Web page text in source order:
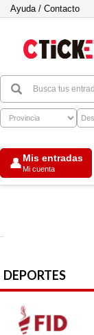
Ayuda / Contacto
👤Mis entradas
Mi cuenta
DEPORTES